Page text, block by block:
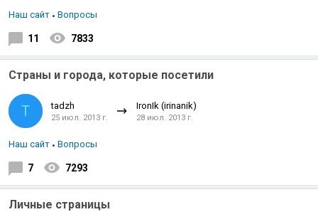
Наш сайт Вопросы
11 7833
Страны и города, которые посетили
T tadzh
25 июл. 2013 г.
IronIk (irinanik)
28 июл. 2013 г.
Наш сайт Вопросы
7 7293
Личные страницы